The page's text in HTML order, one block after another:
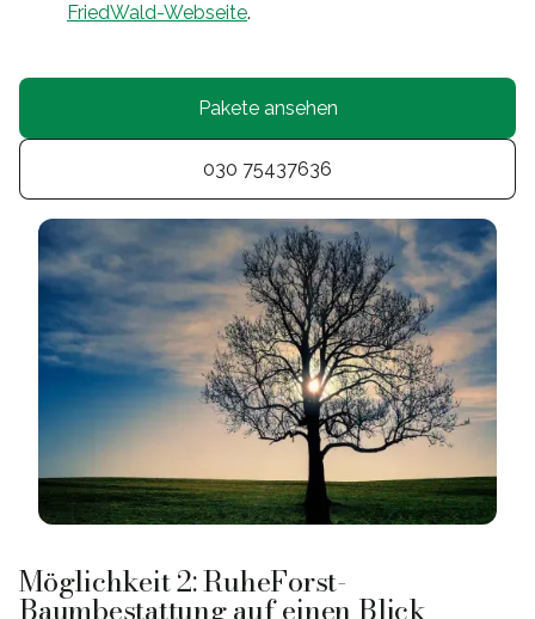
FriedWald-Webseite.
Pakete ansehen
030 75437636
Möglichkeit 2: RuheForst-
Baumbestattung auf einen Blick